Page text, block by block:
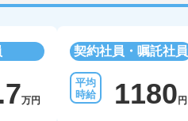
万円
契約社員・嘱託社員
1180 円